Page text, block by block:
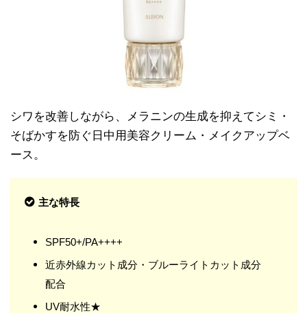
シワを改善しながら、メラニンの生成を抑えてシミ・
そばかすを防ぐ日中用美容クリーム・メイクアップベ
ース。
主な特長
SPF50+/PA++++
近赤外線カット成分・ブルーライトカット成分
配合
UV耐水性★